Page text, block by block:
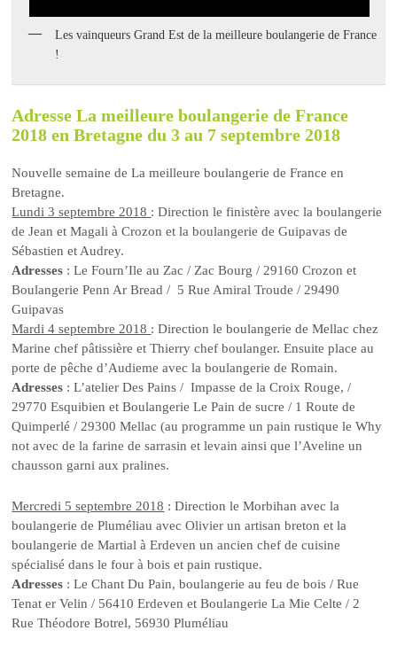
Les vainqueurs Grand Est de la meilleure boulangerie de France
!
Adresse La meilleure boulangerie de France
2018 en Bretagne du 3 au 7 septembre 2018
Nouvelle semaine de La meilleure boulangerie de France en
Bretagne.
Lundi 3 septembre 2018 : Direction le finistère avec la boulangerie
de Jean et Magali à Crozon et la boulangerie de Guipavas de
Sébastien et Audrey.
Adresses : Le Fourn’Ile au Zac / Zac Bourg / 29160 Crozon et
Boulangerie Penn Ar Bread / 5 Rue Amiral Troude / 29490
Guipavas
Mardi 4 septembre 2018 : Direction le boulangerie de Mellac chez
Marine chef pâtissière et Thierry chef boulanger. Ensuite place au
porte de pêche d’Audieme avec la boulangerie de Romain.
Adresses : L’atelier Des Pains / Impasse de la Croix Rouge, /
29770 Esquibien et Boulangerie Le Pain de sucre / 1 Route de
Quimperlé / 29300 Mellac (au programme un pain rustique le Why
not avec de la farine de sarrasin et levain ainsi que l’Aveline un
chausson garni aux pralines.
Mercredi 5 septembre 2018 : Direction le Morbihan avec la
boulangerie de Pluméliau avec Olivier un artisan breton et la
boulangerie de Martial à Erdeven un ancien chef de cuisine
spécialisé dans le four à bois et pain rustique.
Adresses : Le Chant Du Pain, boulangerie au feu de bois / Rue
Tenat er Velin / 56410 Erdeven et Boulangerie La Mie Celte / 2
Rue Théodore Botrel, 56930 Pluméliau